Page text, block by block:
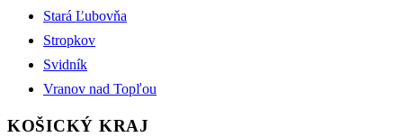
Stará Ľubovňa
Stropkov
Svidník
Vranov nad Topľou
KOŠICKÝ KRAJ